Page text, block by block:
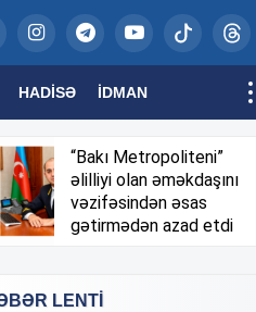
HADISƏ İDMAN
“Bakı Metropoliteni”
əlilliyi olan əməkdaşını
vəzifəsindən əsas
gətirmədən azad etdi
LENTİ